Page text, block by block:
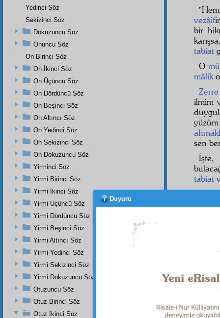
vezâif
bir
tabiat
O
mâlik
Zerre
ilmim
sen
tabiat
Yedinci Söz
Sekizinci Söz
Dokuzuncu Söz
Onuncu Söz
On Birinci Söz
On İkinci Söz
On Üçüncü Söz
On Dördüncü Söz
On Beşinci Söz
On Altıncı Söz
On Yedinci Söz
On Sekizinci Söz
On Dokuzuncu Söz
Yirminci Söz
Yirmi Birinci Söz
Yirmi İkinci Söz
Yirmi Üçüncü Söz
Yirmi Dördüncü Söz
Yirmi Beşinci Söz
Yirmi Altıncı Söz
Yirmi Yedinci Söz
Yirmi Sekizinci Söz
Yirmi Dokuzuncu Söz
Otuzuncu Söz
Otuz Birinci Söz
Otuz İkinci Söz
Duyuru